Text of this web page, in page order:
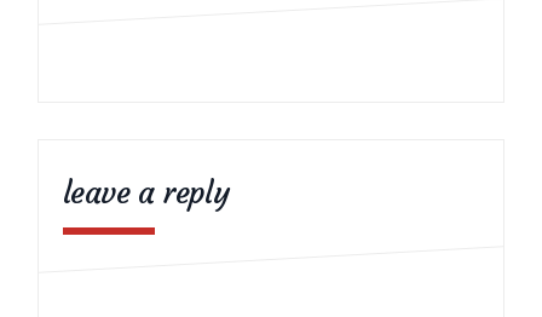
leave a reply